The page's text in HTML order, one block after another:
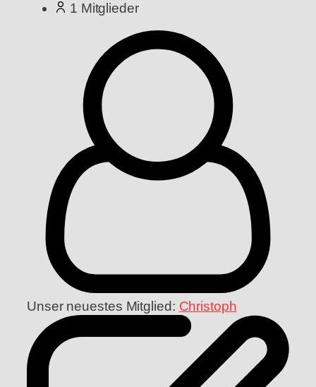
1 Mitglieder
Unser neuestes Mitglied: Christoph